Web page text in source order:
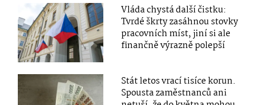
Vláda chystá další čistku:
Tvrdé škrty zasáhnou stovky
pracovních míst, jiní si ale
finančně výrazně polepší
Stát letos vrací tisíce korun.
Spousta zaměstnanců ani